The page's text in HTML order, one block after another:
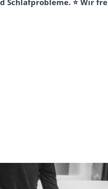
Schlafprobleme. ⭐ Wir